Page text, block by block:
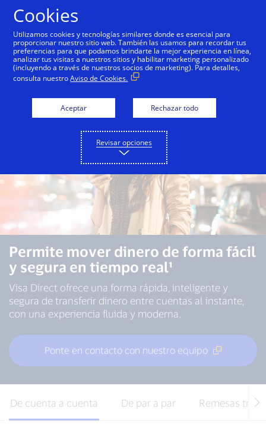
Descripción general Capacidades Casos de uso
Permite mover dinero de forma fácil
y segura en tiempo real¹
Visa Direct ofrece una forma rápida, inteligente y
segura de transferir dinero entre cuentas al instante,
con una experiencia fluida y moderna.
Ponte en contacto con nuestro equipo
De cuenta a cuenta De par a par Remesas
Cookies
Utilizamos cookies y tecnologías similares donde es esencial para
proporcionar nuestro sitio web. También las usamos para recordar tus
preferencias para que podamos brindarte la mejor experiencia en línea,
analizar tus visitas a nuestros sitios y habilitar marketing personalizado
(incluyendo a través de nuestros socios de marketing). Para detalles,
consulta nuestroAviso de Cookies.
Aceptar Rechazar todo
Revisar opciones